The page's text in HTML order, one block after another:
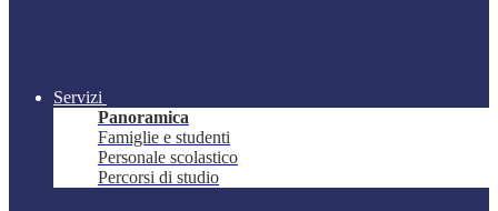
Servizi
Panoramica
Famiglie e studenti
Personale scolastico
Percorsi di studio